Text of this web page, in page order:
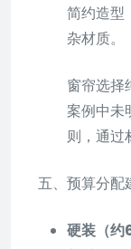
简约造型
杂材质。
窗帘选择
案例中未
则，通过
五、预算分配
硬装（约